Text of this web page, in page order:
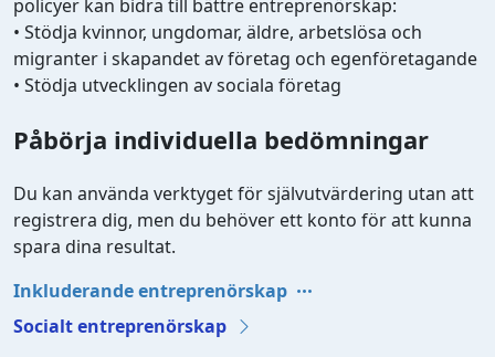
policyer kan bidra till bättre entreprenörskap:
• Stödja kvinnor, ungdomar, äldre, arbetslösa och
migranter i skapandet av företag och egenföretagande
• Stödja utvecklingen av sociala företag
Påbörja individuella bedömningar
Du kan använda verktyget för självutvärdering utan att
registrera dig, men du behöver ett konto för att kunna
spara dina resultat.
Inkluderande entreprenörskap
Socialt entreprenörskap